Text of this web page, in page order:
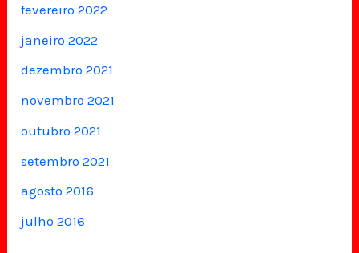
fevereiro 2022
janeiro 2022
dezembro 2021
novembro 2021
outubro 2021
setembro 2021
agosto 2016
julho 2016